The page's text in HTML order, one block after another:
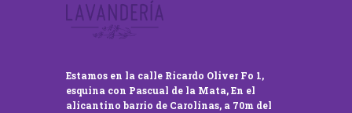
Estamos en la calle Ricardo Oliver Fo 1,
esquina con Pascual de la Mata, En el
alicantino barrio de Carolinas, a 70m del